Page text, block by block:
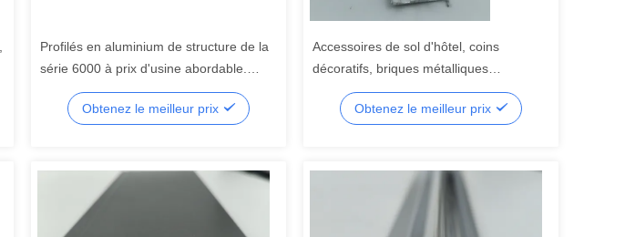
Profilés en aluminium de structure de la
série 6000 à prix d'usine abordable.
Profilés en aluminium traités par laminoir
et extrudés.Obtenez le meilleur prix
Accessoires de sol d'hôtel, coins
décoratifs, briques métalliques
décoratives en alliage d'aluminium
Obtenez le meilleur prix